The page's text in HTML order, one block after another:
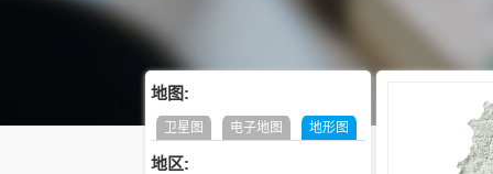
地图:
卫星图 电子地图 地形图
地区: